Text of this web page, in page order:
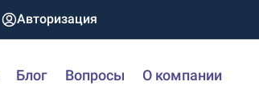
Авторизация
Блог Вопросы О компании